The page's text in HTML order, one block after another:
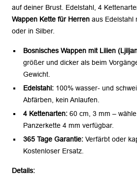
auf deiner Brust. Edelstahl, 4
Wappen Kette für Herren aus Edelstahl
oder in Silber.
Bosnisches Wappen mit Lilien
größer und dicker als beim
Gewicht.
Edelstahl:100% wasser- und
Abfärben, kein Anlaufen.
4 Kettenarten:60 cm, 3 mm – wähle
Panzerkette 4 mm verfügbar.
365 Tage Garantie:Verfärbt oder
Kostenloser Ersatz.
Details: